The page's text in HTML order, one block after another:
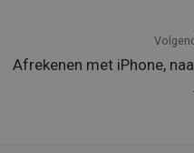
Afrekenen met iPhone,